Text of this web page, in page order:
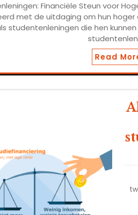
Financiële Steun voor
met de uitdaging om hun hoger
studentenleningen die hen
Read